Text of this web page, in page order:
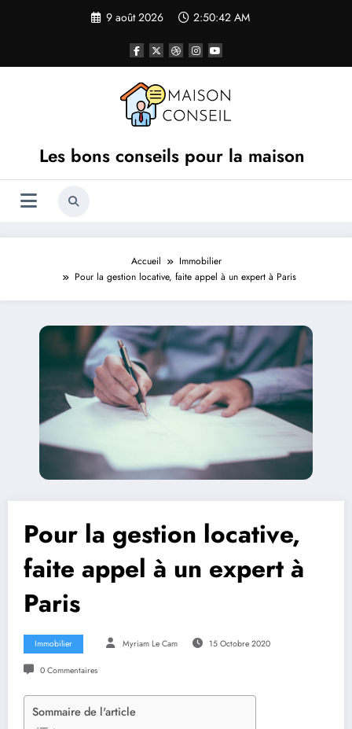
9 août 2026 2:50:43 AM
Les bons conseils pour la maison
Accueil
Immobilier
Pour la gestion locative, faite appel à un expert à Paris
Pour la gestion locative,
faite appel à un expert à
Paris
Immobilier Myriam Le Cam 15 Octobre 2020
0 Commentaires
Sommaire de l'article